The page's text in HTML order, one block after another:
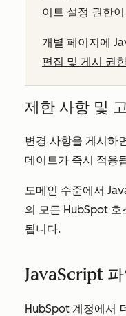
이트 설정 권한이
개별 페이지에
편집 및 게시 권
제한 사항 및
변경 사항을 게시하
데이트가 즉시 적용
도메인 수준에서
의 모든 HubSpot 호
됩니다.
JavaScript
HubSpot 계정에서